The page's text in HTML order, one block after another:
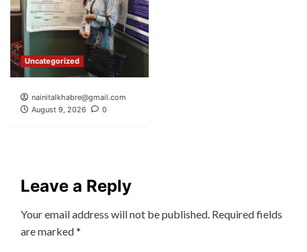
Uncategorized
nainitalkhabre@gmail.com
August 9, 2026
0
Leave a Reply
Your email address will not be published. Required fields
are marked*